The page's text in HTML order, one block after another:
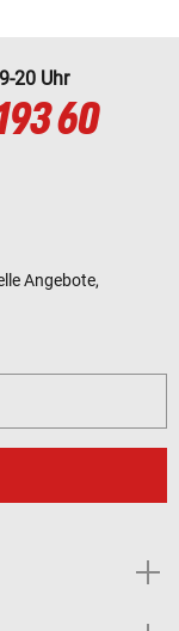
20 Uhr
60
Angebote,